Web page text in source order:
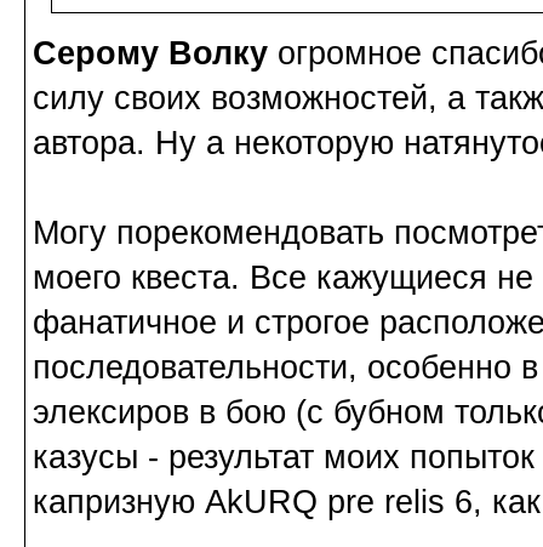
Серому Волку огромное
силу своих возможностей, а
автора. Ну а некоторую
Могу порекомендовать
моего квеста. Все кажущиеся
фанатичное и строгое
последовательности, особенно
элексиров в бою (с бубном
казусы - результат моих
капризную AkURQ pre relis 6,